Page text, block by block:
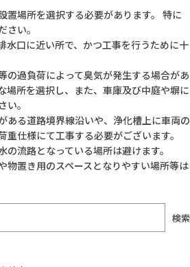
置場所を選択する必要があります。 特に
い。
水口に近い所で、かつ工事を行うために十
の過負荷によって臭気が発生する場合があ
場所を選択し、また、車庫及び中庭や塀に
。
ある道路境界線沿いや、浄化槽上に車両の
仕様にて工事する必要がございます。
流路となっている場所は避けます。
物置き用のスペースとなりやすい場所等は
検索